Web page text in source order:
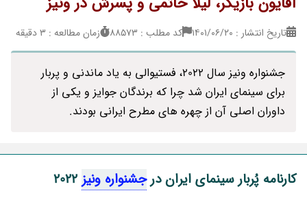
تاریخ انتشار : ۱۴۰۱/۰۶/۲۰ کد مطلب : 88573 زمان مطالعه : 3 دقیقه
جشنواره ونیز سال 2022، فستیوالی به یاد ماندنی و پربار
برای سینمای ایران شد چرا که برندگان جوایز و یکی از
داوران اصلی آن از چهره های مطرح ایرانی بودند.
کارنامه پُربار سینمای ایران درجشنواره ونیز